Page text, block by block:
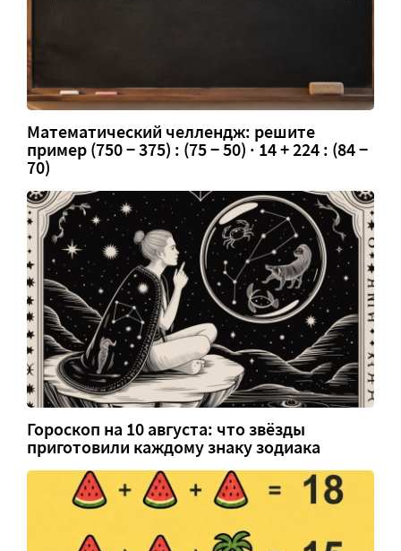
Математический челлендж: решите
пример (750 − 375) : (75 − 50) · 14 + 224 : (84 −
70)
Гороскоп на 10 августа: что звёзды
приготовили каждому знаку зодиака